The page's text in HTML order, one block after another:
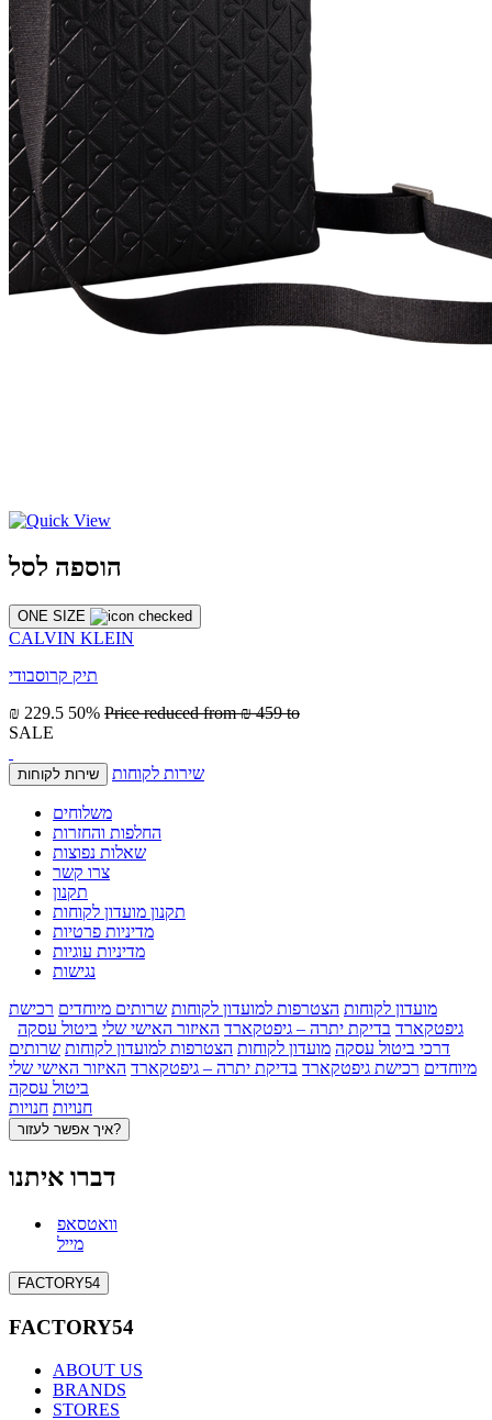
הוספה לסל
ONE SIZE
CALVIN KLEIN
תיק קרוסבודי
₪ 229.5 50% Price reduced from₪ 459 to
SALE
שירות לקוחות שירות לקוחות
משלוחים
החלפות והחזרות
שאלות נפוצות
צרו קשר
תקנון
תקנון מועדון לקוחות
מדיניות פרטיות
מדיניות עוגיות
נגישות
מועדון לקוחות הצטרפות למועדון לקוחות שרותים מיוחדים רכישת
גיפטקארד בדיקת יתרה – גיפטקארד האיזור האישי שלי ביטול עסקה
דרכי ביטול עסקה מועדון לקוחות הצטרפות למועדון לקוחות שרותים
מיוחדים רכישת גיפטקארד בדיקת יתרה – גיפטקארד האיזור האישי שלי
ביטול עסקה
חנויות חנויות
איך אפשר לעזור?
דברו איתנו
וואטסאפ
מייל
FACTORY54
FACTORY54
ABOUT US
BRANDS
STORES